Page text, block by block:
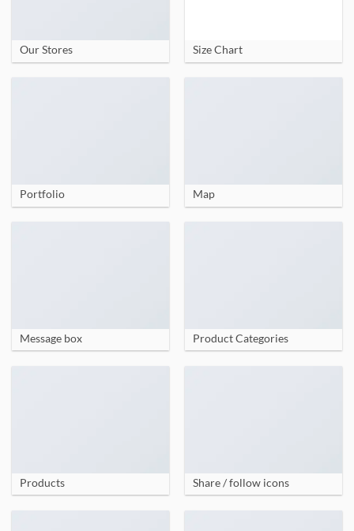
Our Stores Size Chart
Portfolio Map
Message box Product Categories
Products Share / follow icons